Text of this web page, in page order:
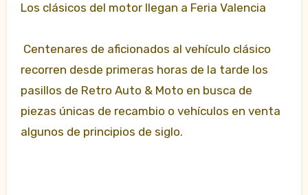
Los clásicos del motor llegan a Feria Valencia
Centenares de aficionados al vehículo clásico
recorren desde primeras horas de la tarde los
pasillos de Retro Auto & Moto en busca de
piezas únicas de recambio o vehículos en venta
algunos de principios de siglo.